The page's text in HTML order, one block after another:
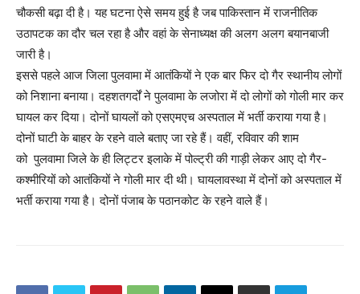
चौकसी बढ़ा दी है। यह घटना ऐसे समय हुई है जब पाकिस्तान में राजनीतिक
उठापटक का दौर चल रहा है और वहां के सेनाध्यक्ष की अलग अलग बयानबाजी
जारी है।
इससे पहले आज जिला पुलवामा में आतंकियों ने एक बार फिर दो गैर स्थानीय लोगों
को निशाना बनाया। दहशतगर्दों ने पुलवामा के लजोरा में दो लोगों को गोली मार कर
घायल कर दिया। दोनों घायलों को एसएमएच अस्पताल में भर्ती कराया गया है।
दोनों घाटी के बाहर के रहने वाले बताए जा रहे हैं। वहीं, रविवार की शाम
को पुलवामा जिले के ही लिट्टर इलाके में पोल्ट्री की गाड़ी लेकर आए दो गैर-
कश्मीरियों को आतंकियों ने गोली मार दी थी। घायलावस्था में दोनों को अस्पताल में
भर्ती कराया गया है। दोनों पंजाब के पठानकोट के रहने वाले हैं।